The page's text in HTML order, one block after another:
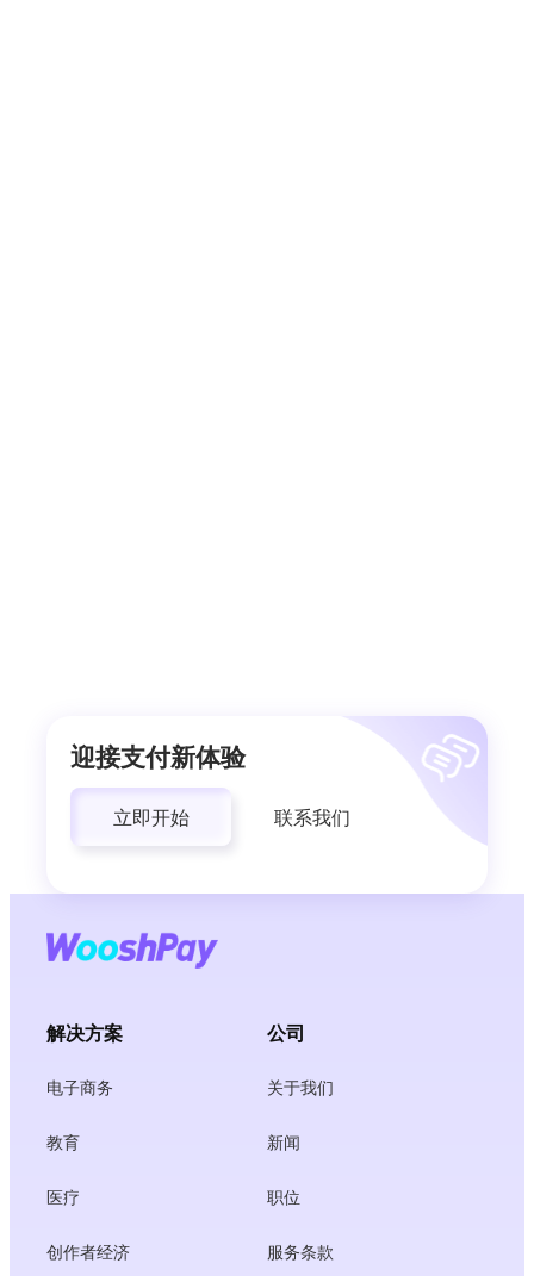
迎接支付新体验
立即开始 联系我们
解决方案
电子商务
教育
医疗
创作者经济
公司
关于我们
新闻
职位
服务条款